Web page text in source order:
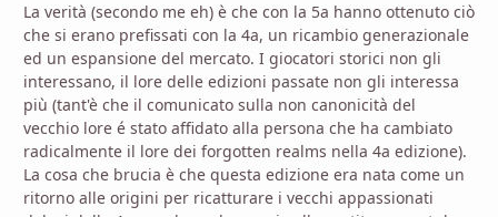
La verità (secondo me eh) è che con la 5a hanno ottenuto ciò
che si erano prefissati con la 4a, un ricambio generazionale
ed un espansione del mercato. I giocatori storici non gli
interessano, il lore delle edizioni passate non gli interessa
più (tant'è che il comunicato sulla non canonicità del
vecchio lore é stato affidato alla persona che ha cambiato
radicalmente il lore dei forgotten realms nella 4a edizione).
La cosa che brucia è che questa edizione era nata come un
ritorno alle origini per ricatturare i vecchi appassionati